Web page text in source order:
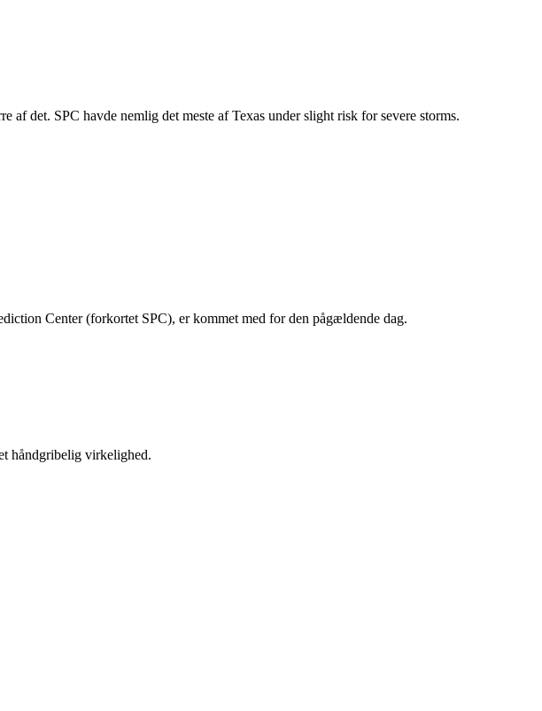
det. SPC havde nemlig det meste af Texas under slight risk for severe storms.
Center (forkortet SPC), er kommet med for den pågældende dag.
håndgribelig virkelighed.